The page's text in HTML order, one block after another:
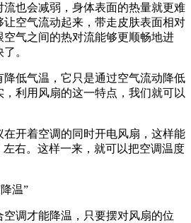
也会减弱，身体表面的热量就更难
空气流动起来，带走皮肤表面相对
空气之间的热对流能够更顺畅地进
。
低气温，它只是通过空气流动降低
利用风扇的这一特点，我们就可以
在开着空调的同时开电风扇，这样能
右。这样一来，就可以把空调温度
温”
调才能降温，只要摆对风扇的位